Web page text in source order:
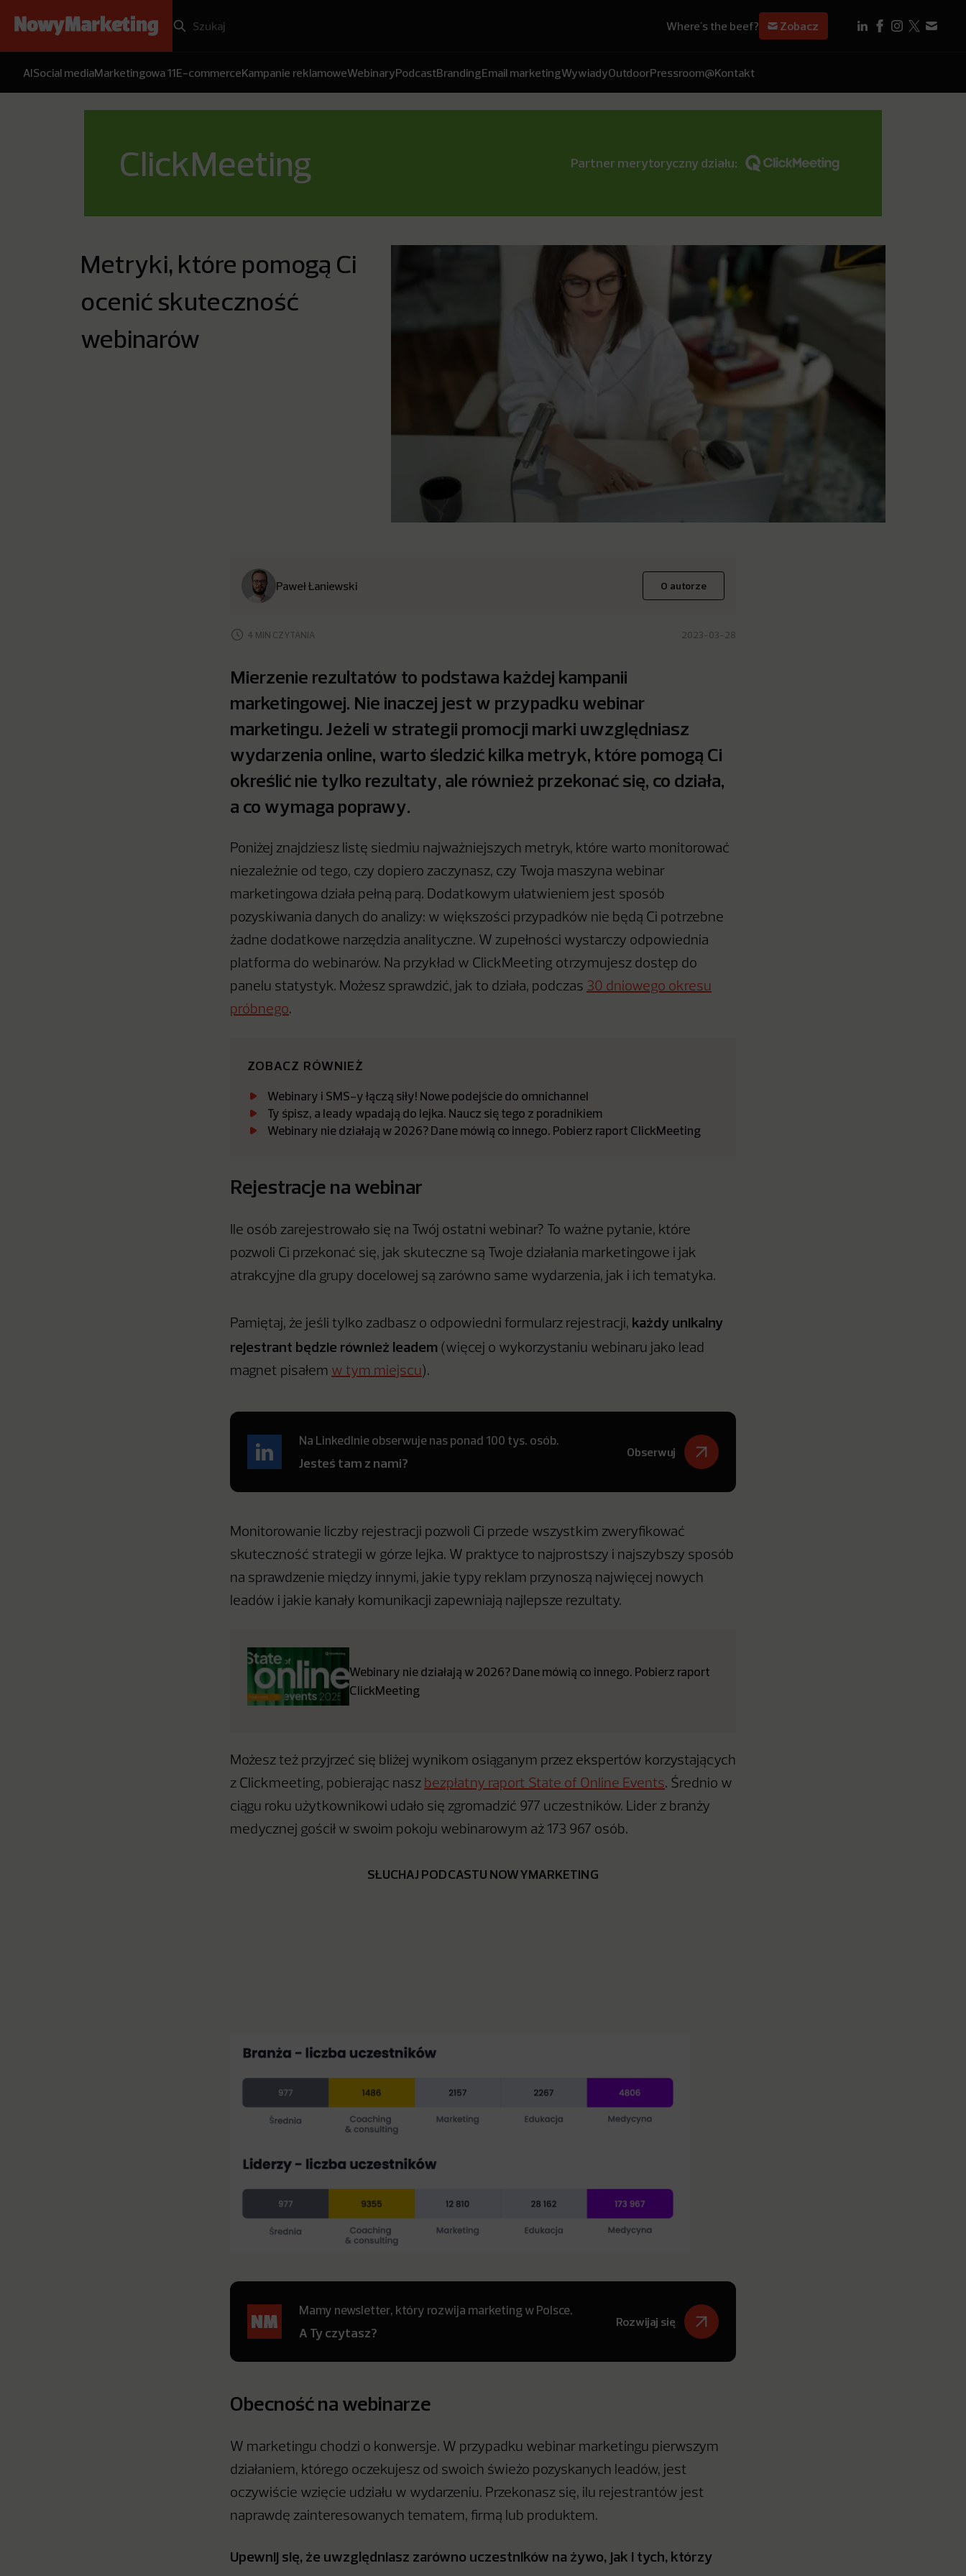
Where's the beef? Zobacz
AISocial mediaMarketingowa 11E-commerceKampanie reklamoweWebinaryPodcastBrandingEmail marketingWywiadyOutdoorPressroom@Kontakt
ClickMeeting Partner merytoryczny działu:
Metryki, które pomogą Ci
ocenić skuteczność
webinarów
Paweł Łaniewski O autorze
4 MIN CZYTANIA 2023-03-28
Mierzenie rezultatów to podstawa każdej kampanii
marketingowej. Nie inaczej jest w przypadku webinar
marketingu. Jeżeli w strategii promocji marki uwzględniasz
wydarzenia online, warto śledzić kilka metryk, które pomogą Ci
określić nie tylko rezultaty, ale również przekonać się, co działa,
a co wymaga poprawy.
Poniżej znajdziesz listę siedmiu najważniejszych metryk, które warto monitorować
niezależnie od tego, czy dopiero zaczynasz, czy Twoja maszyna webinar
marketingowa działa pełną parą. Dodatkowym ułatwieniem jest sposób
pozyskiwania danych do analizy: w większości przypadków nie będą Ci potrzebne
żadne dodatkowe narzędzia analityczne. W zupełności wystarczy odpowiednia
platforma do webinarów. Na przykład w ClickMeeting otrzymujesz dostęp do
panelu statystyk. Możesz sprawdzić, jak to działa, podczas 30 dniowego okresu
próbnego.
ZOBACZ RÓWNIEŻ
Webinary i SMS-y łączą siły! Nowe podejście do omnichannel
Ty śpisz, a leady wpadają do lejka. Naucz się tego z poradnikiem
Webinary nie działają w 2026? Dane mówią co innego. Pobierz raport ClickMeeting
Rejestracje na webinar
Ile osób zarejestrowało się na Twój ostatni webinar? To ważne pytanie, które
pozwoli Ci przekonać się, jak skuteczne są Twoje działania marketingowe i jak
atrakcyjne dla grupy docelowej są zarówno same wydarzenia, jak i ich tematyka.
Pamiętaj, że jeśli tylko zadbasz o odpowiedni formularz rejestracji, każdy unikalny
rejestrant będzie również leadem (więcej o wykorzystaniu webinaru jako lead
magnet pisałem w tym miejscu ).
Na LinkedInie obserwuje nas ponad 100 tys. osób.
Jesteś tam z nami?
Obserwuj
Monitorowanie liczby rejestracji pozwoli Ci przede wszystkim zweryfikować
skuteczność strategii w górze lejka. W praktyce to najprostszy i najszybszy sposób
na sprawdzenie między innymi, jakie typy reklam przynoszą najwięcej nowych
leadów i jakie kanały komunikacji zapewniają najlepsze rezultaty.
Webinary nie działają w 2026? Dane mówią co innego. Pobierz raport
ClickMeeting
Możesz też przyjrzeć się bliżej wynikom osiąganym przez ekspertów korzystających
z Clickmeeting, pobierając nasz bezpłatny raport State of Online Events. Średnio w
ciągu roku użytkownikowi udało się zgromadzić 977 uczestników. Lider z branży
medycznej gościł w swoim pokoju webinarowym aż 173 967 osób.
SŁUCHAJ PODCASTU NOWYMARKETING
Mamy newsletter, który rozwija marketing w Polsce.
A Ty czytasz?
Rozwijaj się
Obecność na webinarze
W marketingu chodzi o konwersje. W przypadku webinar marketingu pierwszym
działaniem, którego oczekujesz od swoich świeżo pozyskanych leadów, jest
oczywiście wzięcie udziału w wydarzeniu. Przekonasz się, ilu rejestrantów jest
naprawdę zainteresowanych tematem, firmą lub produktem.
Upewnij się, że uwzględniasz zarówno uczestników na żywo, jak i tych, którzy